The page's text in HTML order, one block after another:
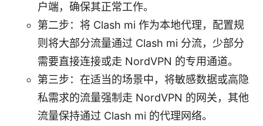
户端，确保其正常工作。
第二步：将 Clash mi 作为本地代理，配置规
则将大部分流量通过 Clash mi 分流，少部分
需要直接连接或走 NordVPN 的专用通道。
第三步：在适当的场景中，将敏感数据或高隐
私需求的流量强制走 NordVPN 的网关，其他
流量保持通过 Clash mi 的代理网络。